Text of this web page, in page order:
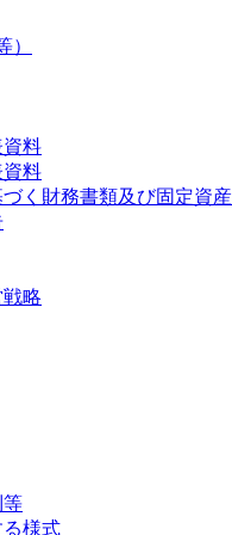
）
料
料
く財務書類及び固定資
略
等
る様式